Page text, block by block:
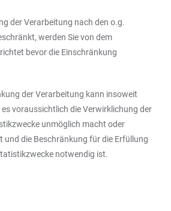
der Verarbeitung nach den o.g.
werden Sie von dem
bevor die Einschränkung
der Verarbeitung kann insoweit
voraussichtlich die Verwirklichung der
unmöglich macht oder
die Beschränkung für die Erfüllung
notwendig ist.